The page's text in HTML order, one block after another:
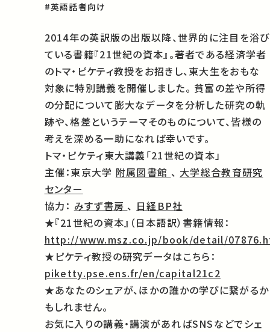
#英語話者向け
2014年の英訳版の出版以降、世界的に注目を浴び
ている書籍『21世紀の資本』。著者である経済学者
のトマ・ピケティ教授をお招きし、東大生をおもな
対象に特別講義を開催しました。 貧富の差や所得
の分配について膨大なデータを分析した研究の軌
跡や、格差というテーマそのものについて、皆様の
考えを深める一助になれば幸いです。
トマ・ピケティ東大講義「21世紀の資本」
主催：東京大学 附属図書館 、 大学総合教育研究
センター
協力： みすず書房 、 日経BP社
★『21世紀の資本』（日本語訳）書籍情報：
http://www.msz.co.jp/book/detail/
★ピケティ教授の研究データはこちら：
piketty.pse.ens.fr/en/capital21c2
★あなたのシェアが、ほかの誰かの学びに繋がるか
もしれません。
お気に入りの講義・講演があればSNSなどでシェ